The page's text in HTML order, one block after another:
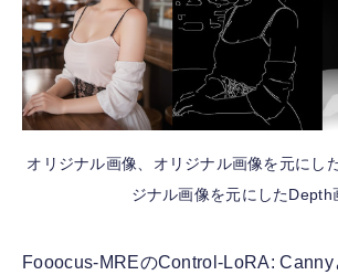
オリジナル画像、オリジナル画像を元にし
ジナル画像を元にしたDepth
Fooocus-MREのControl-LoRA: Canny